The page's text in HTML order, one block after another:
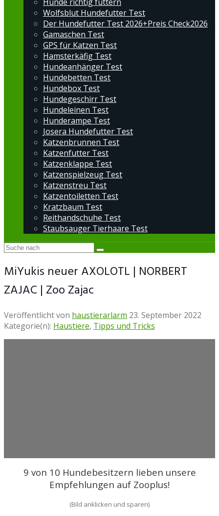
Wolfsblut Hundefutter Test
Der Hundefutter Test 2026+Preis Check2026
Gamaschen Test
GPS für Katzen Test
Hamsterkäfig Test
Hundeanhänger Test
Hundebetten Test
Hundebox Test
Hundegeschirr Test
Hundeleinen Test
Hunderampe Test
Josera Hundefutter Test
Katzenbrunnen Test
Katzenfutter Test
Katzenklappe Test
Katzenspielzeug Test
Katzenstreu Test
Katzentoiletten Test
Kratzbaum Test
Reithandschuhe Test
Staubsauger Tierhaare Test
MiYukis neuer AXOLOTL | NORBERT
ZAJAC | Zoo Zajac
Veröffentlicht von haustierarlarm 23. September 2022
Kategorie(n): Haustiere, Tipps und Tricks
9 von 10 Hundebesitzern lieben unsere
Empfehlungen auf Zooplus!
(Bild anklicken und sparen)